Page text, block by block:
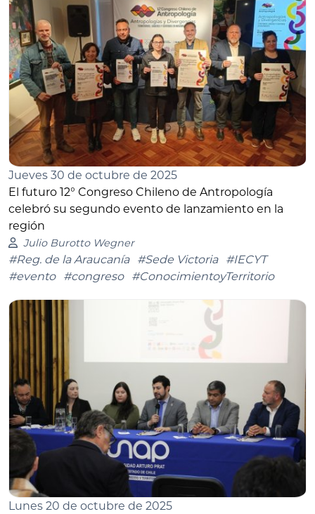
Jueves 30 de octubre de 2025
El futuro 12° Congreso Chileno de Antropología
celebró su segundo evento de lanzamiento en la
región
Julio Burotto Wegner
#Reg. de la Araucanía #Sede Victoria
#IECYT
#evento
#congreso #ConocimientoyTerritorio
Lunes 20 de octubre de 2025